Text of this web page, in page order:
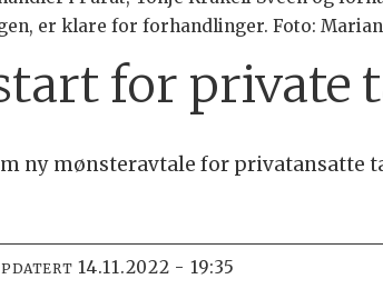
er klare for forhandlinger. Foto:
for private
ny mønsteravtale for privatansatte
14.11.2022 - 19:35